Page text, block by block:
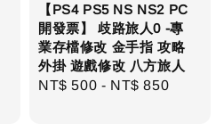
【PS4 PS5 NS NS2 PC
開發票】 歧路旅人0 -專
業存檔修改 金手指 攻略
外掛 遊戲修改 八方旅人
Regular
NT$ 500 - NT$ 850